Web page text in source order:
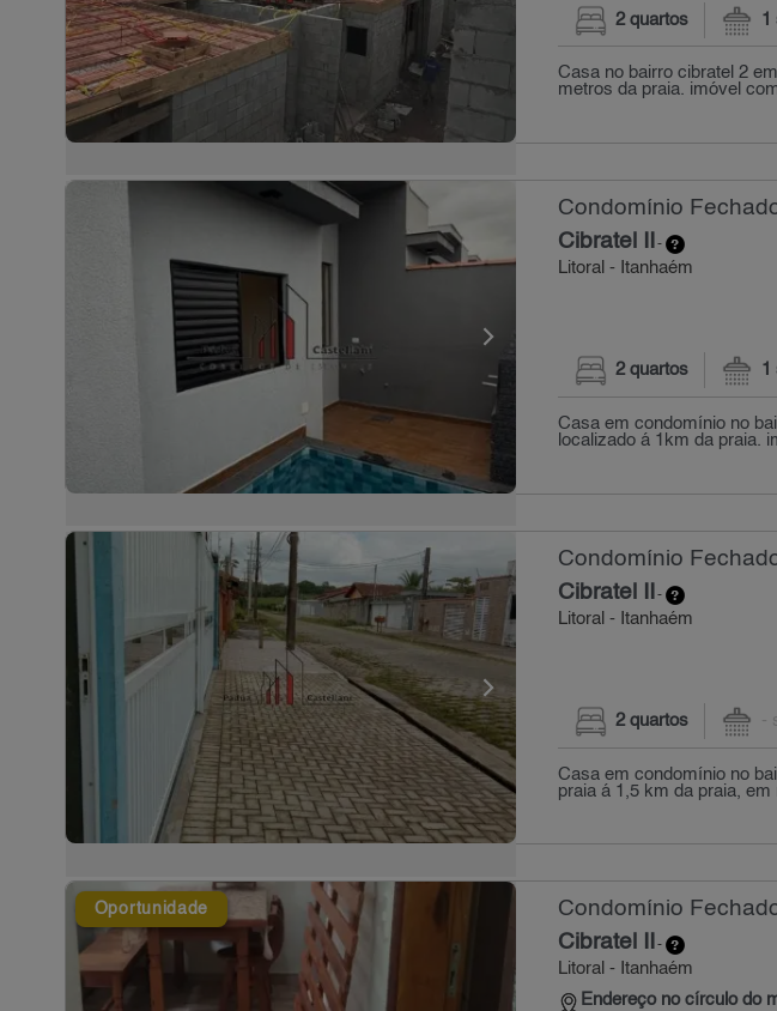
2 quartos 1
Casa no bairro cibratel 2
metros da praia. imóvel
Condomínio
Cibratel II -
Litoral - Itanhaém
2 quartos 1
Casa em condomínio no
localizado á 1km da praia.
Condomínio
Cibratel II -
Litoral - Itanhaém
2 quartos -
Casa em condomínio no
praia á 1,5 km da praia, em
Oportunidade Condomínio
Cibratel II -
Litoral - Itanhaém
Endereço no círculo do